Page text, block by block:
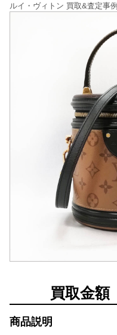
買取金額
商品説明
ルイ・ヴィトン 買取&査定事例